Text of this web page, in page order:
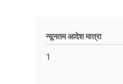
न्यूनतम आदेश मात्रा
1